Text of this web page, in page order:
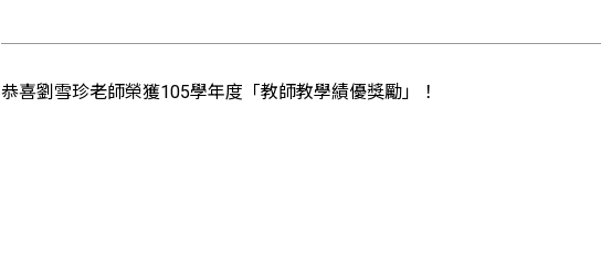
恭喜劉雪珍老師榮獲105學年度「教師教學績優獎勵」！